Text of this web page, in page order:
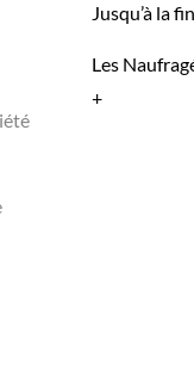
Jusqu’à la
Les
+